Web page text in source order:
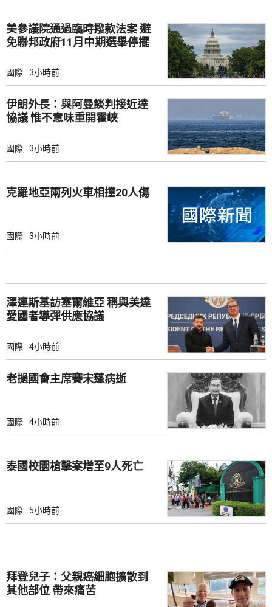
美參議院通過臨時撥款法案 避
免聯邦政府11月中期選舉停擺
國際 3小時前
伊朗外長：與阿曼談判接近達
協議 惟不意味重開霍峽
國際 3小時前
克羅地亞兩列火車相撞20人傷
國際 3小時前
澤連斯基訪塞爾維亞 稱與美達
愛國者導彈供應協議
國際 4小時前
老撾國會主席賽宋蓬病逝
國際 4小時前
泰國校園槍擊案增至9人死亡
國際 5小時前
拜登兒子：父親癌細胞擴散到
其他部位 帶來痛苦